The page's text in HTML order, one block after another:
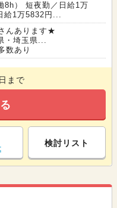
8h） 短夜勤／日給1万
給1万5832円...
んあります★
・埼玉県...
数あり
まで
検討リスト